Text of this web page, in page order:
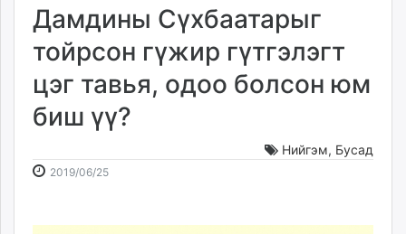
Төрийн
Нийслэлийн
dorgio.mn
Gogo.mn
news.mn
zindaa.mn
tovch.mn
Дамдины Сүхбаатарыг
тойрсон гүжир гүтгэлэгт
цэг тавья, одоо болсон юм
биш үү?
Нийгэм, Бусад
2019/06/252019-
2026-